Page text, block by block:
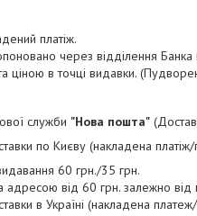
платіж.
через відділення Банка
ціною в точці видавки.
служби "Нова пошта"
по Києву (накладена
60 грн./35 грн.
від 60 грн. залежно від
в Україні (накладена